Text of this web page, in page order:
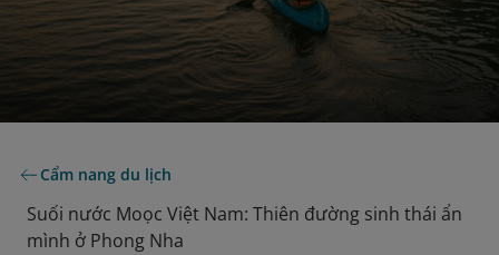
Cẩm nang du lịch
Suối nước Moọc Việt Nam: Thiên đường sinh thái ẩn
mình ở Phong Nha